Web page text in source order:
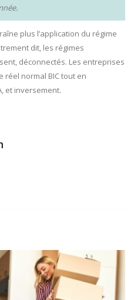
plus l’application du régime
dit, les régimes
déconnectés. Les entreprises
réel normal BIC tout en
et inversement.